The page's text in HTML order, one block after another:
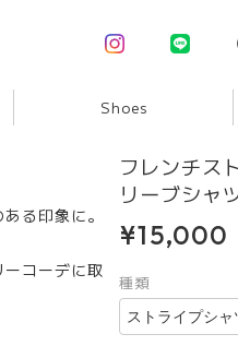
Shoes
る印象に。
コーデに取
フレンチス
リーブシャ
¥15,000
種類